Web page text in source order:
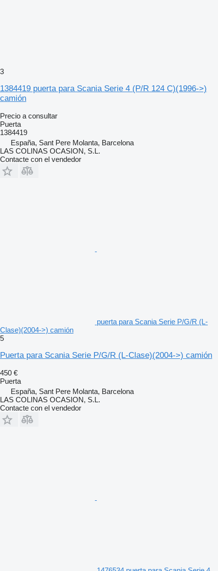
3
1384419 puerta para Scania Serie 4 (P/R 124 C)(1996->)
camión
Precio a consultar
Puerta
1384419
España, Sant Pere Molanta, Barcelona
LAS COLINAS OCASION, S.L.
Contacte con el vendedor
puerta para Scania Serie P/G/R (L-
Clase)(2004->) camión
5
Puerta para Scania Serie P/G/R (L-Clase)(2004->) camión
450 €
Puerta
España, Sant Pere Molanta, Barcelona
LAS COLINAS OCASION, S.L.
Contacte con el vendedor